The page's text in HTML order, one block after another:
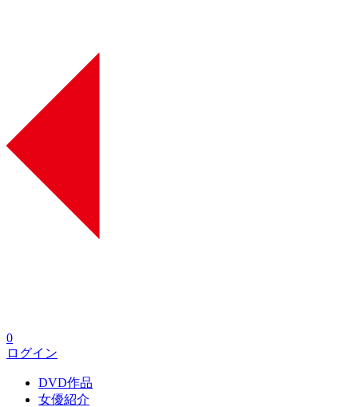
0
ログイン
DVD作品
女優紹介